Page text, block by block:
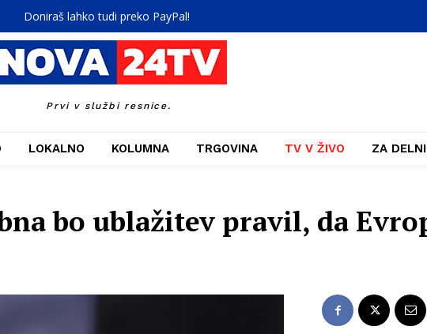
Doniraš lahko tudi preko PayPal!
Prvi v službi resnice.
LOKALNO KOLUMNA TRGOVINA TV V ŽIVO ZA
bo ublažitev pravil, da